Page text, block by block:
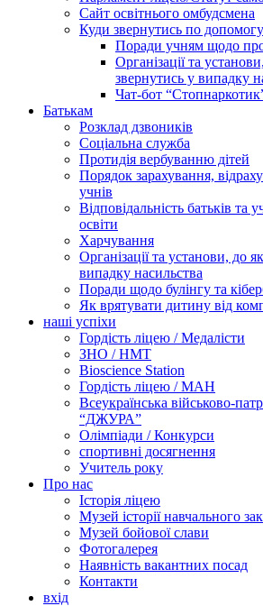
Сайт освітнього омбудсмена
Куди звернутись по
Поради учням щодо
Організації та
звернутись у випадку
Чат-бот
Батькам
Розклад дзвоників
Соціальна служба
Протидія вербуванню дітей
Порядок зарахування,
учнів
Відповідальність батьків та
освіти
Харчування
Організації та установи, до
випадку насильства
Поради щодо булінгу та
Як врятувати дитину від
наші успіхи
Гордість ліцею / Медалісти
ЗНО / НМТ
Bioscience Station
Гордість ліцею / МАН
Всеукраїнська військово-
“ДЖУРА”
Олімпіади / Конкурси
спортивні досягнення
Учитель року
Про нас
Історія ліцею
Музей історії навчального
Музей бойової слави
Фотогалерея
Наявність вакантних посад
Контакти
вхід